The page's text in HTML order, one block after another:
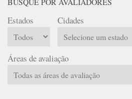
Estados Cidades
Áreas de avaliação